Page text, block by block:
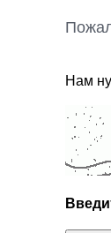
Нам